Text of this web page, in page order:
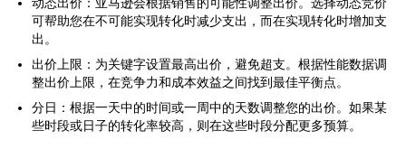
动态出价：亚马逊会根据销售的可能性调整出价。选择动态竞价
可帮助您在不可能实现转化时减少支出，而在实现转化时增加支
出。
出价上限：为关键字设置最高出价，避免超支。根据性能数据调
整出价上限，在竞争力和成本效益之间找到最佳平衡点。
分日：根据一天中的时间或一周中的天数调整您的出价。如果某
些时段或日子的转化率较高，则在这些时段分配更多预算。